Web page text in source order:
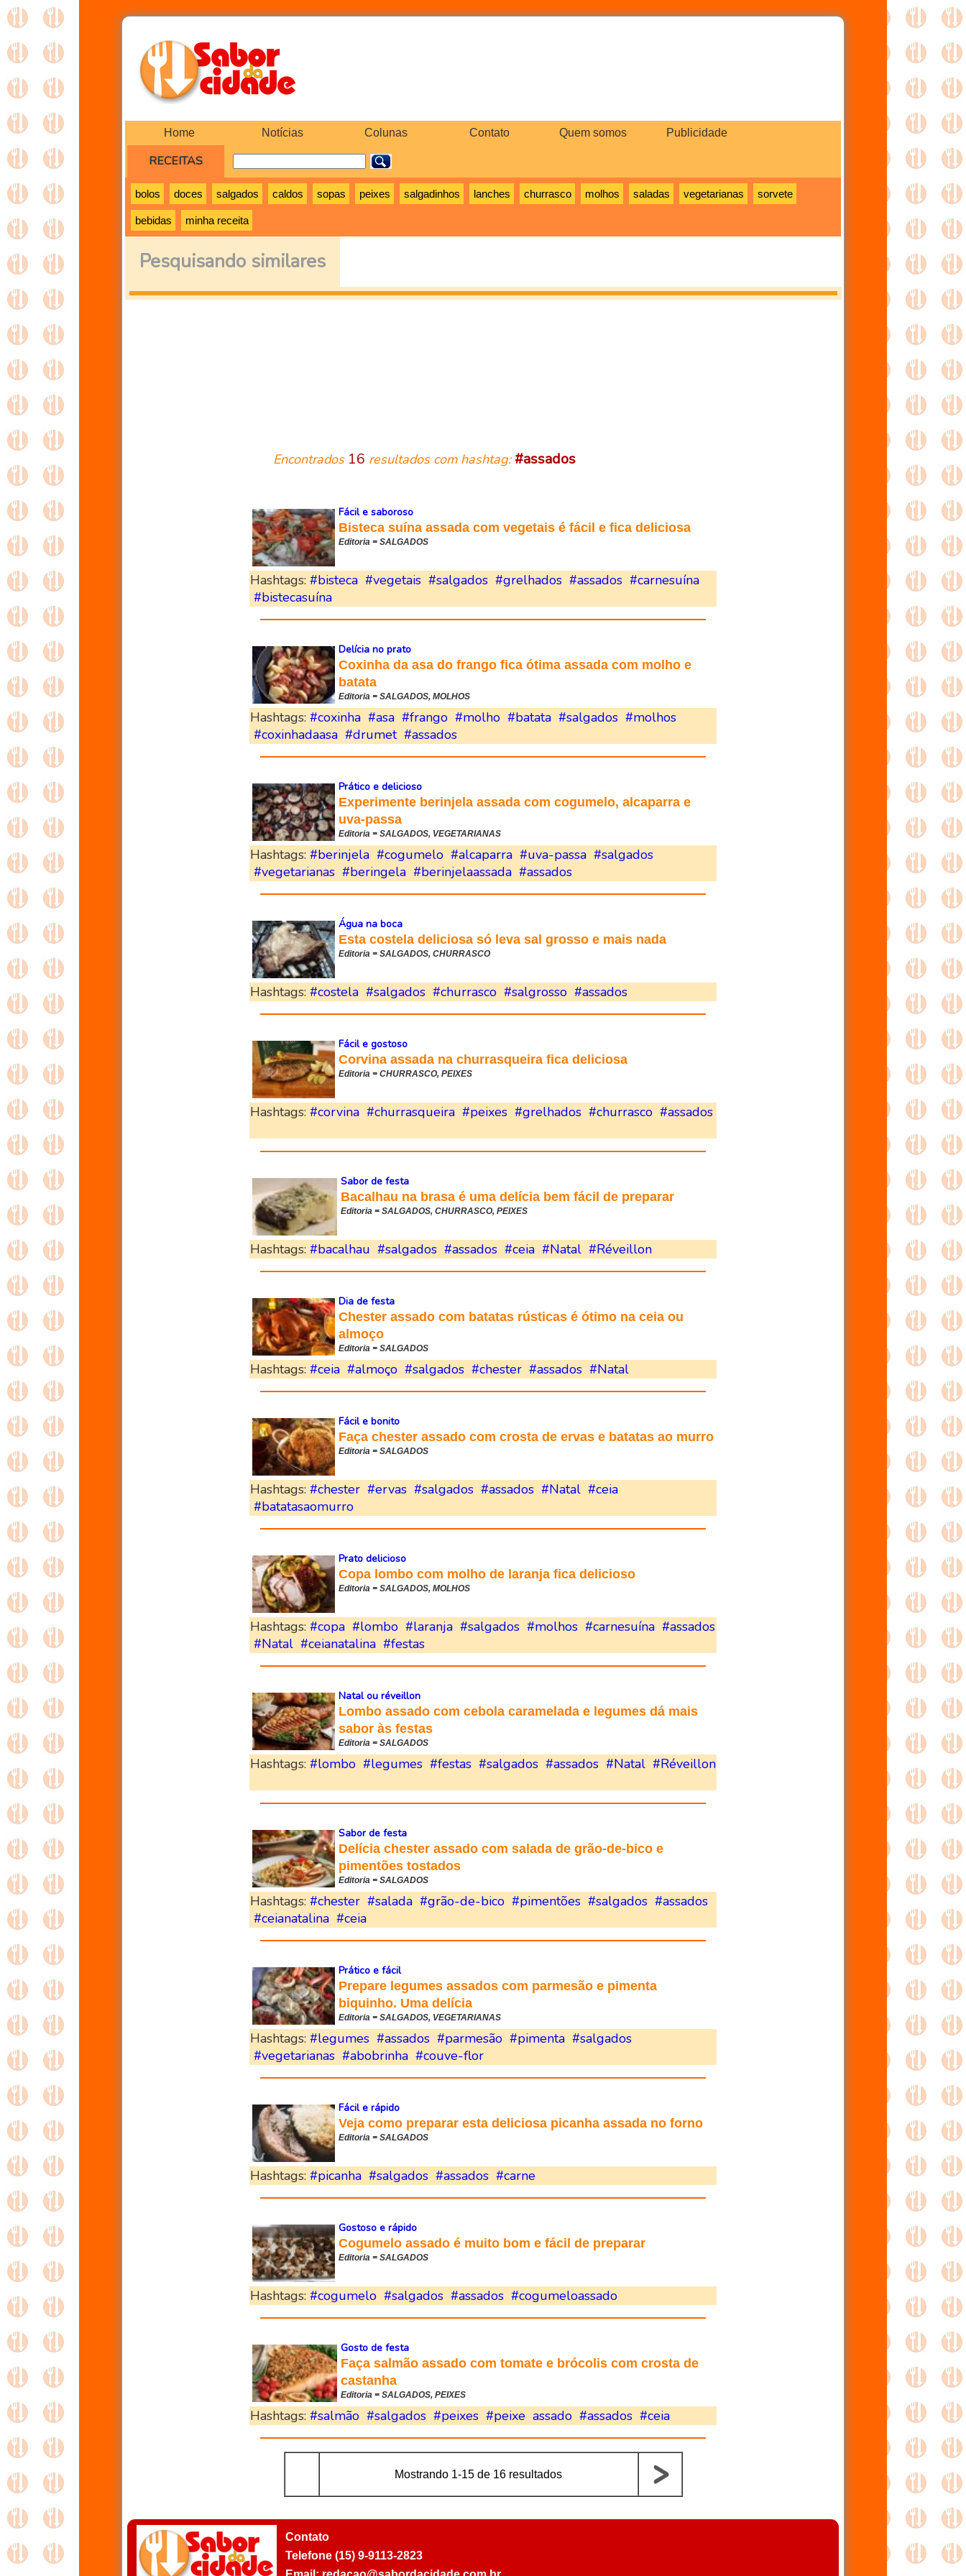
Home Notícias Colunas Contato Quem somos Publicidade
RECEITAS
bolos doces salgados caldos sopas peixes salgadinhos lanches churrasco molhos saladas vegetarianas sorvete
bebidas minha receita
Pesquisando similares
Encontrados 16 resultados com hashtag:#assados
Fácil e saboroso
Bisteca suína assada com vegetais é fácil e fica deliciosa
Editoria = SALGADOS
Hashtags: #bisteca #vegetais #salgados #grelhados #assados #carnesuína
#bistecasuína
Delícia no prato
Coxinha da asa do frango fica ótima assada com molho e
batata
Editoria = SALGADOS, MOLHOS
Hashtags: #coxinha #asa #frango #molho #batata #salgados #molhos
#coxinhadaasa #drumet #assados
Prático e delicioso
Experimente berinjela assada com cogumelo, alcaparra e
uva-passa
Editoria = SALGADOS, VEGETARIANAS
Hashtags: #berinjela #cogumelo #alcaparra #uva-passa #salgados
#vegetarianas #beringela #berinjelaassada #assados
Água na boca
Esta costela deliciosa só leva sal grosso e mais nada
Editoria = SALGADOS, CHURRASCO
Hashtags: #costela #salgados #churrasco #salgrosso #assados
Fácil e gostoso
Corvina assada na churrasqueira fica deliciosa
Editoria = CHURRASCO, PEIXES
Hashtags: #corvina #churrasqueira #peixes #grelhados #churrasco #assados
Sabor de festa
Bacalhau na brasa é uma delícia bem fácil de preparar
Editoria = SALGADOS, CHURRASCO, PEIXES
Hashtags: #bacalhau #salgados #assados #ceia #Natal #Réveillon
Dia de festa
Chester assado com batatas rústicas é ótimo na ceia ou
almoço
Editoria = SALGADOS
Hashtags: #ceia #almoço #salgados #chester #assados #Natal
Fácil e bonito
Faça chester assado com crosta de ervas e batatas ao murro
Editoria = SALGADOS
Hashtags: #chester #ervas #salgados #assados #Natal #ceia
#batatasaomurro
Prato delicioso
Copa lombo com molho de laranja fica delicioso
Editoria = SALGADOS, MOLHOS
Hashtags: #copa #lombo #laranja #salgados #molhos #carnesuína #assados
#Natal #ceianatalina #festas
Natal ou réveillon
Lombo assado com cebola caramelada e legumes dá mais
sabor às festas
Editoria = SALGADOS
Hashtags: #lombo #legumes #festas #salgados #assados #Natal #Réveillon
Sabor de festa
Delícia chester assado com salada de grão-de-bico e
pimentões tostados
Editoria = SALGADOS
Hashtags: #chester #salada #grão-de-bico #pimentões #salgados #assados
#ceianatalina #ceia
Prático e fácil
Prepare legumes assados com parmesão e pimenta
biquinho. Uma delícia
Editoria = SALGADOS, VEGETARIANAS
Hashtags: #legumes #assados #parmesão #pimenta #salgados
#vegetarianas #abobrinha #couve-flor
Fácil e rápido
Veja como preparar esta deliciosa picanha assada no forno
Editoria = SALGADOS
Hashtags: #picanha #salgados #assados #carne
Gostoso e rápido
Cogumelo assado é muito bom e fácil de preparar
Editoria = SALGADOS
Hashtags: #cogumelo #salgados #assados #cogumeloassado
Gosto de festa
Faça salmão assado com tomate e brócolis com crosta de
castanha
Editoria = SALGADOS, PEIXES
Hashtags: #salmão #salgados #peixes #peixe assado #assados #ceia
Mostrando 1-15 de 16 resultados
Contato
Telefone (15) 9-9113-2823